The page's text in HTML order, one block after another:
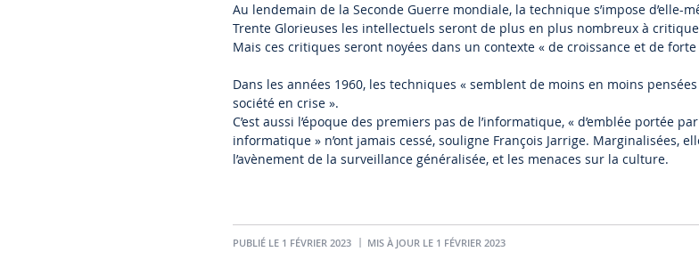
Au lendemain de la Seconde Guerre mondiale, la technique s’impose d’elle-
Trente Glorieuses les intellectuels seront de plus en plus nombreux à
Mais ces critiques seront noyées dans un contexte « de croissance et de
Dans les années 1960, les techniques « semblent de moins en moins
société en crise ».
C’est aussi l’époque des premiers pas de l’informatique, « d’emblée
informatique » n’ont jamais cessé, souligne François Jarrige.
l’avènement de la surveillance généralisée, et les menaces sur la culture.
PUBLIÉ LE 1 FÉVRIER 2023 MIS À JOUR LE 1 FÉVRIER 2023